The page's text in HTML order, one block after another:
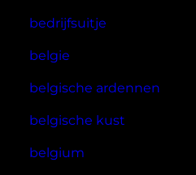
bedrijfsuitje
belgie
belgische ardennen
belgische kust
belgium